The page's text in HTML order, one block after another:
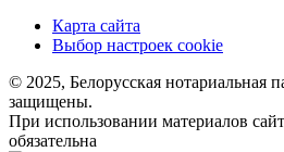
Карта сайта
Выбор настроек cookie
© 2025, Белорусская нотариальная
защищены.
При использовании материалов
обязательна